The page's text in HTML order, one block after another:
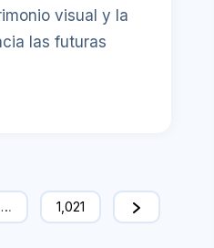
visual y la
las futuras
… 1,021